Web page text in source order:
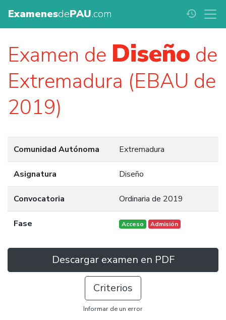
ExamenesdePAU.com history
Examen de Diseño de
Extremadura (EBAU de
2019)
Comunidad Autónoma Extremadura
Asignatura Diseño
Convocatoria Ordinaria de 2019
Fase Acceso Admisión
Descargar examen en PDF
Criterios
Informar de un error